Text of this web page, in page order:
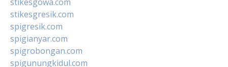
stikesgresik.com
spigresik.com
spigianyar.com
spigrobongan.com
spigunungkidul.com